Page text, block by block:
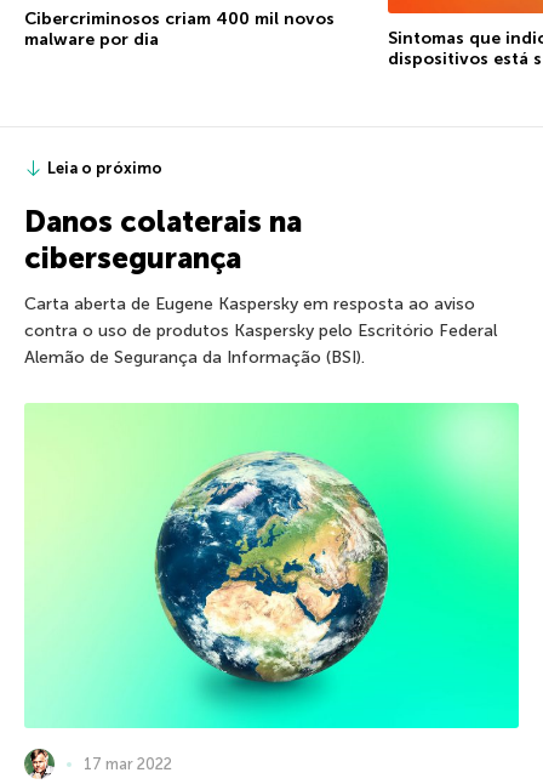
Cibercriminosos criam 400 mil novos
malware por dia
Sintomas que
dispositivos está
Leia o próximo
Danos colaterais na
cibersegurança
Carta aberta de Eugene Kaspersky em resposta ao aviso
contra o uso de produtos Kaspersky pelo Escritório Federal
Alemão de Segurança da Informação (BSI).
17 mar 2022